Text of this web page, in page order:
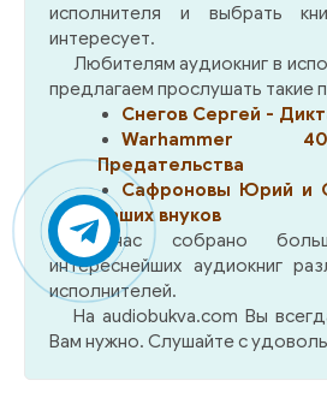
исполнителя и выбрать
интересует.
Любителям аудиокниг в
предлагаем прослушать такие
Снегов Сергей -
Warhammer
Предательства
Сафроновы Юрий и
наших внуков
У нас собрано
интереснейших аудиокниг
исполнителей.
На audiobukva.com Вы
Вам нужно. Слушайте с